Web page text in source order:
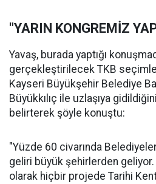
"YARIN KONGREMİZ
Yavaş, burada yaptığı
gerçekleştirilecek TKB
Kayseri Büyükşehir Belediye
Büyükkılıç ile uzlaşıya
belirterek şöyle konuştu:
"Yüzde 60 civarında
geliri büyük şehirlerden
olarak hiçbir projede Tarihi